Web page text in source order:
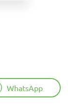
WhatsApp